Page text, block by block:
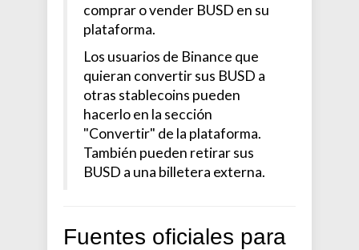
comprar o vender BUSD en su
plataforma.
Los usuarios de Binance que
quieran convertir sus BUSD a
otras stablecoins pueden
hacerlo en la sección
"Convertir" de la plataforma.
También pueden retirar sus
BUSD a una billetera externa.
Fuentes oficiales para